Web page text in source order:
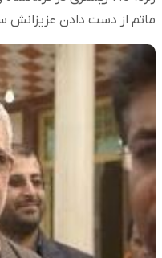
ماتم از دست دادن عزیزانش